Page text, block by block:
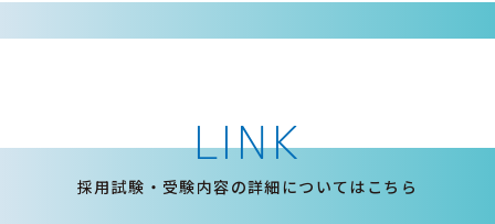
LINK
採用試験・受験内容の詳細についてはこちら